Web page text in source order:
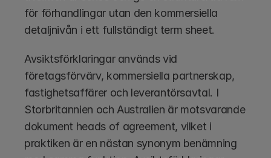
för förhandlingar utan den kommersiella
detaljnivån i ett fullständigt term sheet.
Avsiktsförklaringar används vid
företagsförvärv, kommersiella partnerskap,
fastighetsaffärer och leverantörsavtal. I
Storbritannien och Australien är motsvarande
dokument heads of agreement, vilket i
praktiken är en nästan synonym benämning